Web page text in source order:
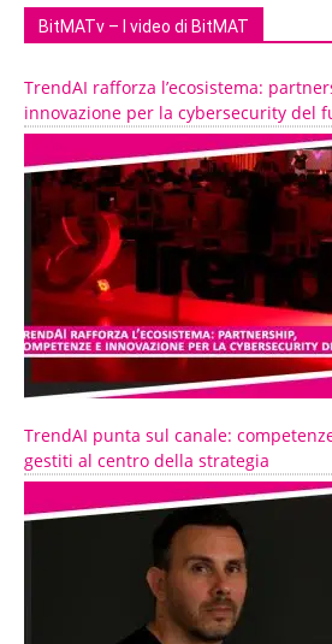
BitMATv – I video di BitMAT
TrendAI rafforza l’ecosistema:
innovazione per la cybersecurity del
TrendAI punta sul canale:
gestiti al centro della strategia